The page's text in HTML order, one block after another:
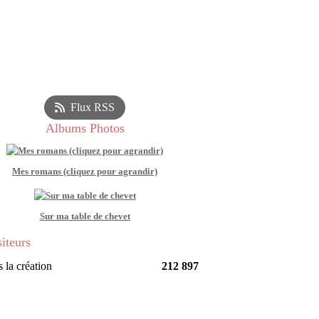
Flux RSS
Albums Photos
Mes romans (cliquez pour agrandir)
Sur ma table de chevet
la création 212 897